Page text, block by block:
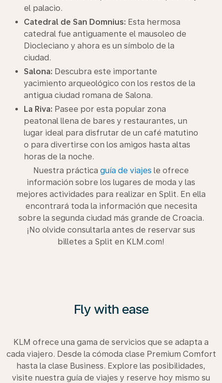
el palacio.
Catedral de San Domnius: Esta hermosa
catedral fue antiguamente el mausoleo de
Diocleciano y ahora es un símbolo de la
ciudad.
Salona: Descubra este importante
yacimiento arqueológico con los restos de la
antigua ciudad romana de Salona.
La Riva: Pasee por esta popular zona
peatonal llena de bares y restaurantes, un
lugar ideal para disfrutar de un café matutino
o para divertirse con los amigos hasta altas
horas de la noche.
Nuestra práctica guía de viajes le ofrece
información sobre los lugares de moda y las
mejores actividades para realizar en Split. En ella
encontrará toda la información que necesita
sobre la segunda ciudad más grande de Croacia.
¡No olvide consultarla antes de reservar sus
billetes a Split en KLM.com!
Fly with ease
KLM ofrece una gama de servicios que se adapta a
cada viajero. Desde la cómoda clase Premium Comfort
hasta la clase Business. Explore las posibilidades,
visite nuestra guía de viajes y reserve hoy mismo su